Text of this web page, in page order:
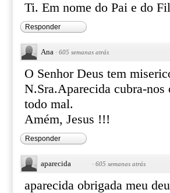
Ti. Em nome do Pai e do
Responder
Ana · 605 semanas atrás
O Senhor Deus tem
N.Sra.Aparecida cubra-
todo mal.
Amém, Jesus !!!
Responder
aparecida · 605 semanas atrás
aparecida obrigada meu